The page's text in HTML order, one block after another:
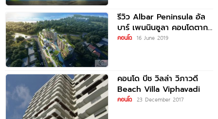
รีวิว Albar Peninsula อัล
บาร์ เพนนินซูลา คอนโดตาก
อากาศพัทยา การันตีผล
คอนโด 16 June 2019
คอนโด บีช วิลล่า วิภาวดี
Beach Villa Viphavadi
คอนโด 23 December 2017